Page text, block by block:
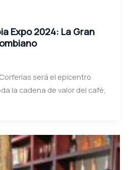
Expo 2024: La Gran
será el epicentro
la cadena de valor del café,